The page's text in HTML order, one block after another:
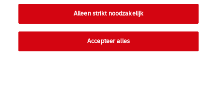
Trend Rapport downloaden
Alleen strikt noodzakelijk
Accepteer alles